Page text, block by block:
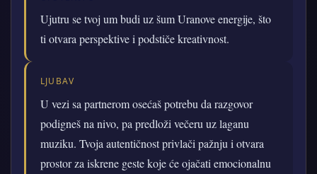
Ujutru se tvoj um budi uz šum Uranove energije, što
ti otvara perspektive i podstiče kreativnost.
LJUBAV
U vezi sa partnerom osećaš potrebu da razgovor
podigneš na nivo, pa predloži večeru uz laganu
muziku. Tvoja autentičnost privlači pažnju i otvara
prostor za iskrene geste koje će ojačati emocionalnu